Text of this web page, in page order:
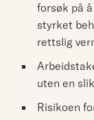
forsøk på
styrket
rettslig
uten en
Risikoen